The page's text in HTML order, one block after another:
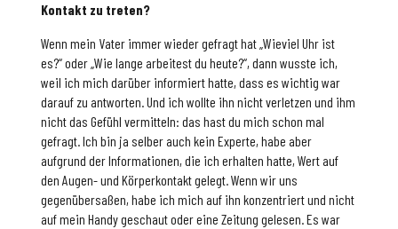
Kontakt zu treten?
Wenn mein Vater immer wieder gefragt hat „Wieviel Uhr ist
es?“ oder „Wie lange arbeitest du heute?“, dann wusste ich,
weil ich mich darüber informiert hatte, dass es wichtig war
darauf zu antworten. Und ich wollte ihn nicht verletzen und ihm
nicht das Gefühl vermitteln: das hast du mich schon mal
gefragt. Ich bin ja selber auch kein Experte, habe aber
aufgrund der Informationen, die ich erhalten hatte, Wert auf
den Augen- und Körperkontakt gelegt. Wenn wir uns
gegenübersaßen, habe ich mich auf ihn konzentriert und nicht
auf mein Handy geschaut oder eine Zeitung gelesen. Es war